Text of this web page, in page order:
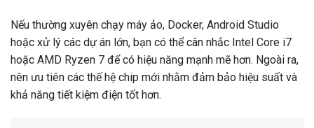
Nếu thường xuyên chạy máy ảo, Docker, Android Studio
hoặc xử lý các dự án lớn, bạn có thể cân nhắc Intel Core i7
hoặc AMD Ryzen 7 để có hiệu năng mạnh mẽ hơn. Ngoài ra,
nên ưu tiên các thế hệ chip mới nhằm đảm bảo hiệu suất và
khả năng tiết kiệm điện tốt hơn.